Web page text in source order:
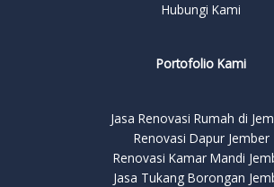
Hubungi Kami
Portofolio Kami
Jasa Renovasi Rumah di
Renovasi Dapur Jember
Renovasi Kamar Mandi
Jasa Tukang Borongan